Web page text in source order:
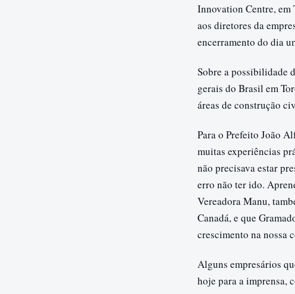
Innovation Centre, em
aos diretores da
encerramento do dia
Sobre a possibilidade
gerais do Brasil em
áreas de construção
Para o Prefeito João
muitas experiências
não precisava estar
erro não ter ido.
Vereadora Manu,
Canadá, e que
crescimento na nossa
Alguns empresários
hoje para a imprensa,